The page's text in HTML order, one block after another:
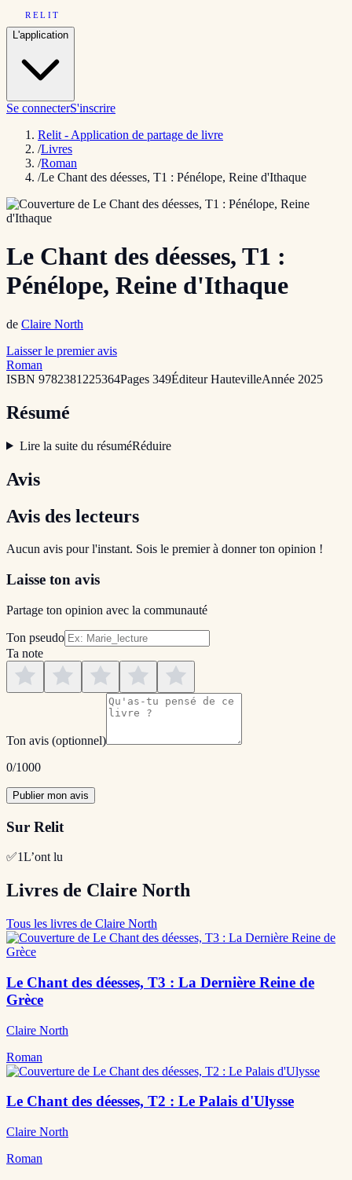
RELIT
L'application
Se connecterS'inscrire
Relit - Application de partage de livre
/Livres
/Roman
/Le Chant des déesses, T1 : Pénélope, Reine d'Ithaque
Le Chant des déesses, T1 :
Pénélope, Reine d'Ithaque
de Claire North
Laisser le premier avis
Roman
ISBN 9782381225364Pages 349ÉditeurHautevilleAnnée 2025
Résumé
Lire la suite du résuméRéduire
Avis
Avis des lecteurs
Aucun avis pour l'instant. Sois le premier à donner ton opinion !
Laisse ton avis
Partage ton opinion avec la communauté
Ton pseudo
Ta note
Ton avis (optionnel)
0/1000
Publier mon avis
Sur Relit
✅1L’ont lu
Livres de Claire North
Tous les livres de Claire North
Le Chant des déesses, T3 : La Dernière Reine de
Grèce
Claire North
Roman
Le Chant des déesses, T2 : Le Palais d'Ulysse
Claire North
Roman